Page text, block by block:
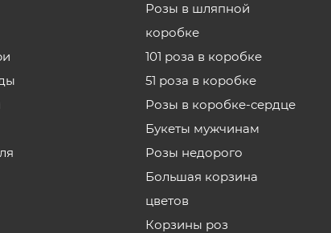
Розы в шляпной
коробке
101 роза в коробке
51 роза в коробке
Розы в коробке-сердце
Букеты мужчинам
Розы недорого
Большая корзина
цветов
Корзины роз